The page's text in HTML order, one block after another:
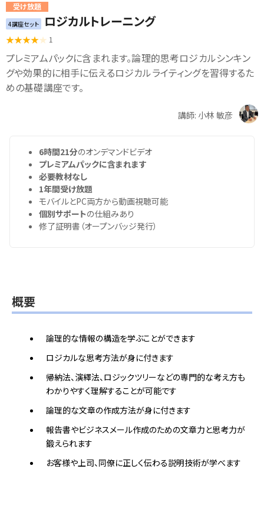
受け放題
4講座セット ロジカルトレーニング
1
プレミアムパックに含まれます。論理的思考ロジカルシンキン
グや効果的に相手に伝えるロジカルライティングを習得するた
めの基礎講座です。
講師: 小林 敏彦
6時間21分のオンデマンドビデオ
プレミアムパックに含まれます
必要教材なし
1年間受け放題
モバイルとPC両方から動画視聴可能
個別サポートの仕組みあり
修了証明書（オープンバッジ発行）
概要
論理的な情報の構造を学ぶことができます
ロジカルな思考方法が身に付きます
帰納法、演繹法、ロジックツリーなどの専門的な考え方も
わかりやすく理解することが可能です
論理的な文章の作成方法が身に付きます
報告書やビジネスメール作成のための文章力と思考力が
鍛えられます
お客様や上司、同僚に正しく伝わる説明技術が学べます